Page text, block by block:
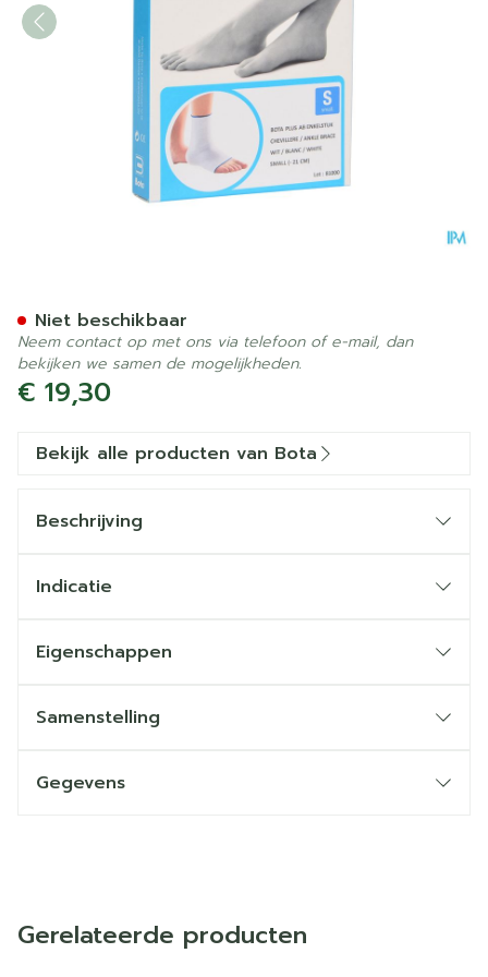
€ 19,30
Niet beschikbaar
Neem contact op met ons via telefoon of e-mail, dan
bekijken we samen de mogelijkheden.
Bekijk alle producten van Bota
Beschrijving
Indicatie
Eigenschappen
Samenstelling
Gegevens
Gerelateerde producten